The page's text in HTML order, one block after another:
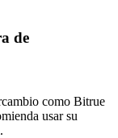
de
como Bitrue
usar su